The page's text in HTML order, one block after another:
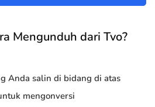
Mengunduh dari Tvo?
Anda salin di bidang di atas
mengonversi